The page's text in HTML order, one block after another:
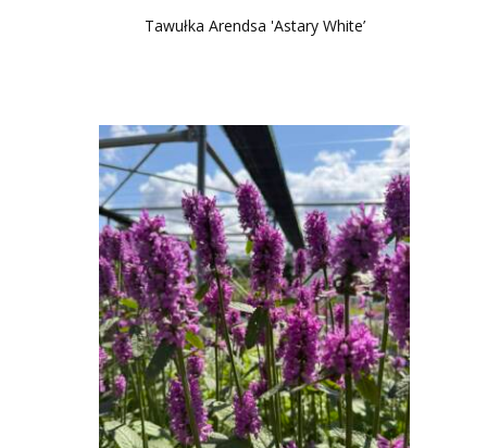
Tawułka Arendsa 'Astary White’